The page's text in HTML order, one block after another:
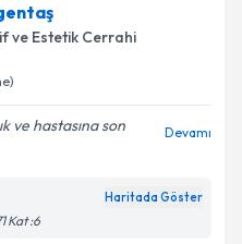
ve Estetik Cerrahi
ve hastasına son
Devamı
Haritada Göster
Kat :6